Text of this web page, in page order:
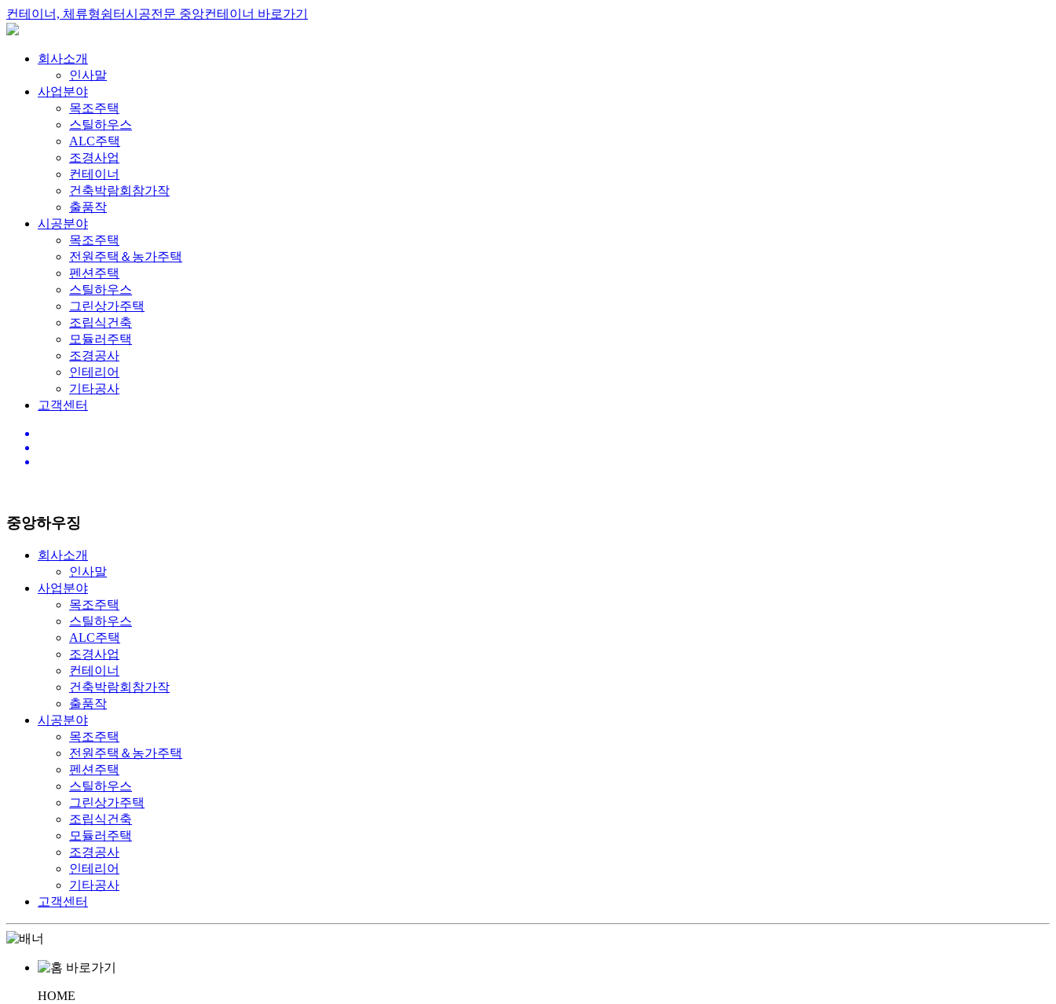
컨테이너, 체류형쉼터시공전문 중앙컨테이너 바로가기
회사소개
인사말
사업분야
목조주택
스틸하우스
ALC주택
조경사업
컨테이너
건축박람회참가작
출품작
시공분야
목조주택
전원주택＆농가주택
펜션주택
스틸하우스
그린상가주택
조립식건축
모듈러주택
조경공사
인테리어
기타공사
고객센터
중앙하우징
회사소개
인사말
사업분야
목조주택
스틸하우스
ALC주택
조경사업
컨테이너
건축박람회참가작
출품작
시공분야
목조주택
전원주택＆농가주택
펜션주택
스틸하우스
그린상가주택
조립식건축
모듈러주택
조경공사
인테리어
기타공사
고객센터
HOME